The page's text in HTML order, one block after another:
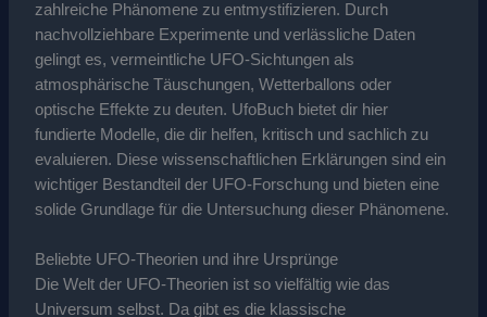
zahlreiche Phänomene zu entmystifizieren. Durch
nachvollziehbare Experimente und verlässliche Daten
gelingt es, vermeintliche UFO-Sichtungen als
atmosphärische Täuschungen, Wetterballons oder
optische Effekte zu deuten. UfoBuch bietet dir hier
fundierte Modelle, die dir helfen, kritisch und sachlich zu
evaluieren. Diese wissenschaftlichen Erklärungen sind ein
wichtiger Bestandteil der UFO-Forschung und bieten eine
solide Grundlage für die Untersuchung dieser Phänomene.
Beliebte UFO-Theorien und ihre Ursprünge
Die Welt der UFO-Theorien ist so vielfältig wie das
Universum selbst. Da gibt es die klassische